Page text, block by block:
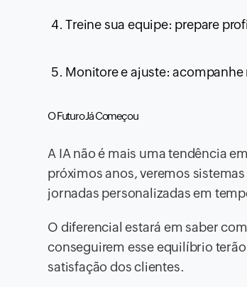
Treine sua equipe: prepare
Monitore e ajuste:
O Futuro Já Começou
A IA não é mais uma tendência
próximos anos, veremos
jornadas personalizadas em
O diferencial estará em saber
conseguirem esse equilíbrio
satisfação dos clientes.